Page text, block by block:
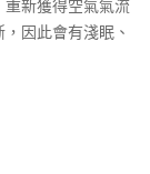
新獲得空氣氣流
因此會有淺眠、